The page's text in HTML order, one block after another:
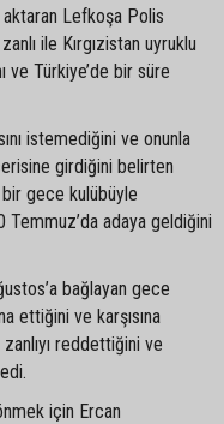
Lefkoşa Polis
ile Kırgızistan uyruklu
ve Türkiye’de bir süre
istemediğini ve onunla
girdiğini belirten
bir gece kulübüyle
Temmuz’da adaya geldiğini
bağlayan gece
ettiğini ve karşısına
zanlıyı reddettiğini ve
için Ercan